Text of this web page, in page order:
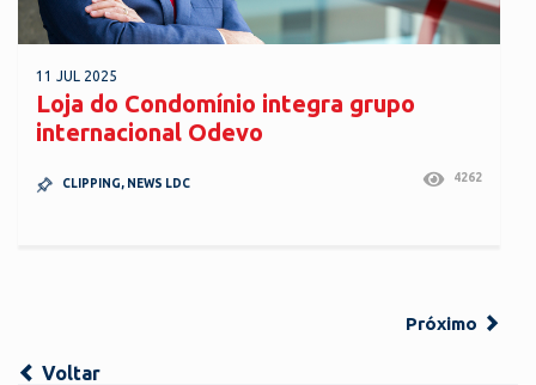
11 JUL 2025
Loja do Condomínio integra grupo
internacional Odevo
CLIPPING, NEWS LDC 4262
Próximo
Voltar